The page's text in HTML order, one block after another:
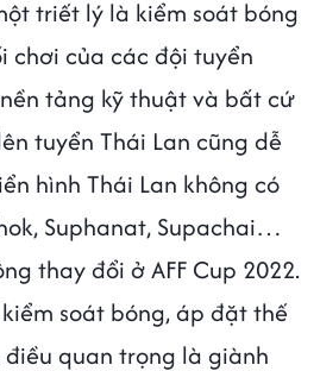
triết lý là kiểm soát bóng
chơi của các đội tuyển
tảng kỹ thuật và bất cứ
tuyển Thái Lan cũng dễ
hình Thái Lan không có
Suphanat, Supachai…
thay đổi ở AFF Cup 2022.
kiểm soát bóng, áp đặt thế
quan trọng là giành